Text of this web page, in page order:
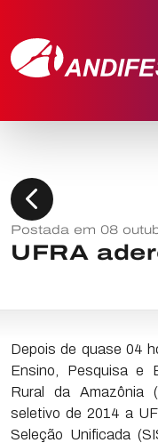
chevron_left
Postada em 08
UFRA
Depois de quase 04
Ensino, Pesquisa e
Rural da Amazônia
seletivo de 2014 a
Seleção Unificada